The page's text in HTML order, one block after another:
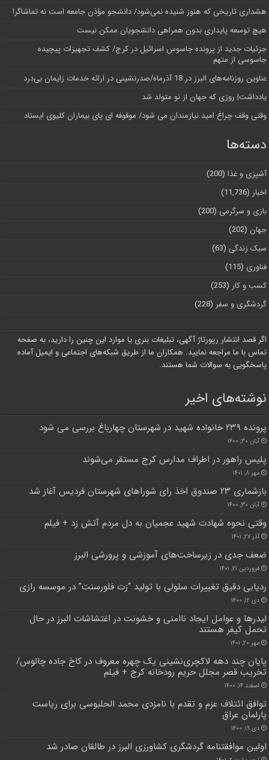
هشداری تاریخی که هنوز شنیده نمی‌شود/ دانشجو مؤذن جامعه است نه تماشاگر!
هیچ توسعه پایداری بدون همراهی دانشجویان ممکن نیست
جزئیات جدید از پرونده جاسوس اسرائیل در کرج/‌ کشف تجهیزات پیچیده
جاسوسی از متهم
عناوین روزنامه‌های البرز در ‌18 آذرماه/صدرنشینی در ارائه خدمات زایمان بی‌درد
یادداشت| روزی که جهان از نو متولد شد
وقتی وقف چراغ امید نیازمندان می شود/ موقوفه ای پای بیماران کلیوی ایستاد
دسته‌ها
آشپزی و غذا (200)
اخبار (11,736)
بازی و سرگرمی (200)
جهان (202)
سبک زندگی (63)
فناوری (115)
کسب و کار (253)
گردشگری و سفر (228)
اگر قصد انتشار رپورتاژ آگهی، تبلیغات بنری یا موارد این چنین را دارید، به صفحه
تماس با ما مراجعه نمایید. همکاران ما از طریق شبکه‌های اجتماعی و ایمیل آماده
پاسخگویی به سوالات شما هستند.
نوشته‌های اخیر
پرونده ۲۳۹ خانواده شهید در شهرستان چهارباغ بررسی می شود
آبان ۳۰, ۱۴۰۰
پلیس راهور در اطراف مدارس کرج مستقر می‌شوند
مهر ۸, ۱۴۰۱
بازشماری ۲۳ صندوق اخذ رای شوراهای شهرستان فردیس آغاز شد
آبان ۳۰, ۱۴۰۰
وقتی نحوه شهادت شهید عجمیان به دل مردم آتش زد + فیلم
آذر ۲۷, ۱۴۰۱
ضعف جدی در زیرساخت‌های آموزشی و پرورشی البرز
فروردین ۲۱, ۱۴۰۱
ردیابی دقیق تغییرات سلولی با تولید “رَت فلورسنت” در موسسه رازی
دی ۱۲, ۱۴۰۰
لیدرها و عوامل ایجاد ناامنی و خشونت در اغتشاشات البرز در حال
تحمل کیفر هستند
مهر ۲۰, ۱۴۰۱
پایان چند دهه لاکچری‌نشینی یک چهره معروف در کاخ جاده چالوس/‌
تخریب قصر مجلل ‌حریم رودخانه کرج +‌ فیلم
اسفند ۱۴, ۱۴۰۰
توافق ائتلاف عزم و تقدم با نامزدی محمد الحلبوسی برای ریاست
پارلمان عراق
دی ۱۹, ۱۴۰۰
اولین موافقتنامه گردشگری کشاورزی البرز در طالقان صادر شد